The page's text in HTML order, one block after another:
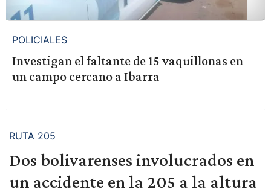
POLICIALES
Investigan el faltante de 15 vaquillonas en
un campo cercano a Ibarra
RUTA 205
Dos bolivarenses involucrados en
un accidente en la 205 a la altura